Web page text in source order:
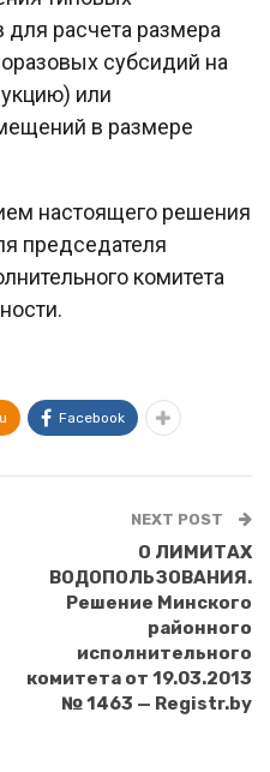
для расчета размера
субсидий на
или
в размере
настоящего решения
председателя
комитета
Facebook
NEXT POST
О ЛИМИТАХ
ВОДОПОЛЬЗОВАНИЯ.
Решение Минского
районного
исполнительного
комитета от 19.03.2013
№ 1463 — Registr.by